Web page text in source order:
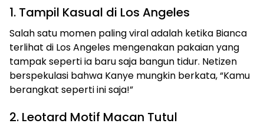
1. Tampil Kasual di Los Angeles
Salah satu momen paling viral adalah ketika Bianca
terlihat di Los Angeles mengenakan pakaian yang
tampak seperti ia baru saja bangun tidur. Netizen
berspekulasi bahwa Kanye mungkin berkata, “Kamu
berangkat seperti ini saja!”
2. Leotard Motif Macan Tutul